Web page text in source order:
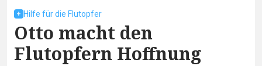
Hilfe für die Flutopfer
Otto macht den
Flutopfern Hoffnung